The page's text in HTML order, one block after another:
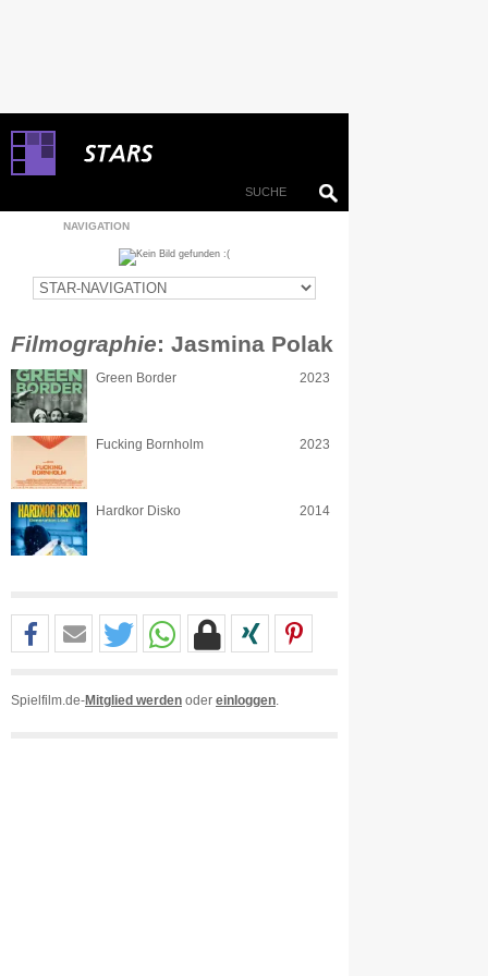
NAVIGATION
Filmographie: Jasmina Polak
Green Border 2023
Fucking Bornholm 2023
Hardkor Disko 2014
Spielfilm.de-Mitglied werden oder einloggen